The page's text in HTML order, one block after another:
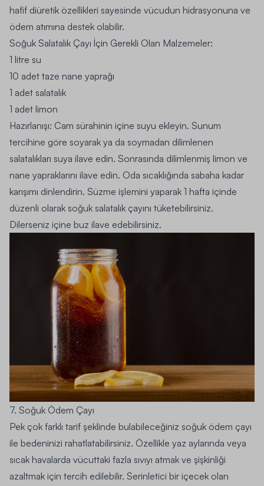
hafif diüretik özellikleri sayesinde vücudun hidrasyonuna ve
ödem atımına destek olabilir.
Soğuk Salatalık Çayı İçin Gerekli Olan Malzemeler:
1 litre su
10 adet taze nane yaprağı
1 adet salatalık
1 adet limon
Hazırlanışı: Cam sürahinin içine suyu ekleyin. Sunum
tercihine göre soyarak ya da soymadan dilimlenen
salatalıkları suya ilave edin. Sonrasında dilimlenmiş limon ve
nane yapraklarını ilave edin. Oda sıcaklığında sabaha kadar
karışımı dinlendirin. Süzme işlemini yaparak 1 hafta içinde
düzenli olarak soğuk salatalık çayını tüketebilirsiniz.
Dilerseniz içine buz ilave edebilirsiniz.
7. Soğuk Ödem Çayı
Pek çok farklı tarif şeklinde bulabileceğiniz soğuk ödem çayı
ile bedeninizi rahatlatabilirsiniz. Özellikle yaz aylarında veya
sıcak havalarda vücuttaki fazla sıvıyı atmak ve şişkinliği
azaltmak için tercih edilebilir. Serinletici bir içecek olan